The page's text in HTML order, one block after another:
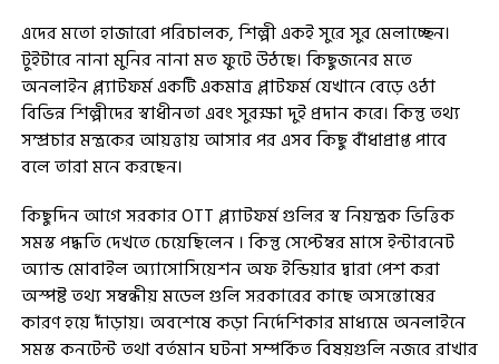
এদের মতো হাজারো পরিচালক, শিল্পী একই সুরে সুর মেলাচ্ছেন।
টুইটারে নানা মুনির নানা মত ফুটে উঠছে। কিছুজনের মতে
অনলাইন প্ল্যাটফর্ম একটি একমাত্র প্লাটফর্ম যেখানে বেড়ে ওঠা
বিভিন্ন শিল্পীদের স্বাধীনতা এবং সুরক্ষা দুই প্রদান করে। কিন্তু তথ্য
সম্প্রচার মন্ত্রকের আয়ত্তায় আসার পর এসব কিছু বাঁধাপ্রাপ্ত পাবে
বলে তারা মনে করছেন।
কিছুদিন আগে সরকার OTT প্ল্যাটফর্ম গুলির স্ব নিয়ন্ত্রক ভিত্তিক
সমস্ত পদ্ধতি দেখতে চেয়েছিলেন । কিন্তু সেপ্টেম্বর মাসে ইন্টারনেট
অ্যান্ড মোবাইল অ্যাসোসিয়েশন অফ ইন্ডিয়ার দ্বারা পেশ করা
অস্পষ্ট তথ্য সম্বন্ধীয় মডেল গুলি সরকারের কাছে অসন্তোষের
কারণ হয়ে দাঁড়ায়। অবশেষে কড়া নির্দেশিকার মাধ্যমে অনলাইনে
সমস্ত কনটেন্ট তথা বর্তমান ঘটনা সম্পর্কিত বিষয়গুলি নজরে রাখার